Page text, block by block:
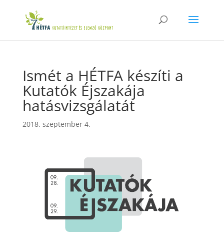
Ismét a HÉTFA készíti a
Kutatók Éjszakája
hatásvizsgálatát
2018. szeptember 4.